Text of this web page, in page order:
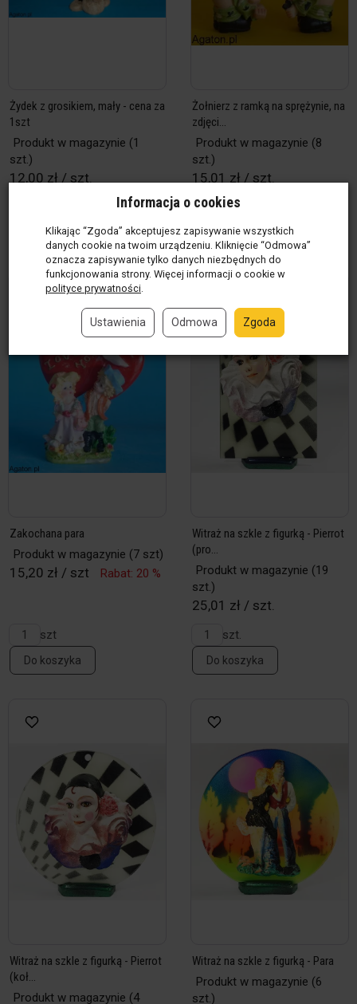
Żydek z grosikiem, mały - cena za
1szt
Produkt w magazynie (1
szt.)
12,00 zł / szt.
Do koszyka
Żołnierz z ramką na sprężynie, na
zdjęci...
Produkt w magazynie (8
szt.)
15,01 zł / szt.
szt.
Do koszyka
Zakochana para
Produkt w magazynie (7 szt)
15,20 zł / szt Rabat: 20 %
szt
Do koszyka
Witraż na szkle z figurką - Pierrot
(pro...
Produkt w magazynie (19
szt.)
25,01 zł / szt.
szt.
Do koszyka
Witraż na szkle z figurką - Pierrot
(koł...
Produkt w magazynie (4
Witraż na szkle z figurką - Para
Produkt w magazynie (6
szt.)
Informacja o cookies
Klikając “Zgoda” akceptujesz zapisywanie wszystkich
danych cookie na twoim urządzeniu. Kliknięcie “Odmowa”
oznacza zapisywanie tylko danych niezbędnych do
funkcjonowania strony. Więcej informacji o cookie w
polityce prywatności.
Ustawienia Odmowa Zgoda